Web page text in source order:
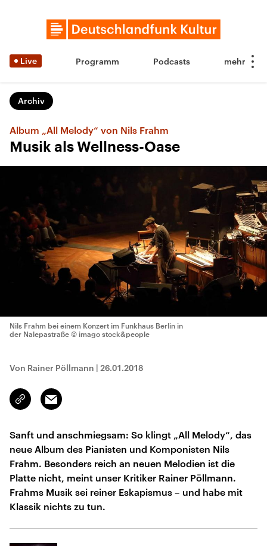
Live Programm Podcasts
Archiv
Album „All Melody“ von Nils Frahm
Musik als Wellness-Oase
Nils Frahm bei einem Konzert im Funkhaus Berlin in
der Nalepastraße © imago stock&people
Von Rainer Pöllmann | 26.01.2018
Link
kopieren/teilen
Email
Sanft und anschmiegsam: So klingt „All Melody“, das
neue Album des Pianisten und Komponisten Nils
Frahm. Besonders reich an neuen Melodien ist die
Platte nicht, meint unser Kritiker Rainer Pöllmann.
Frahms Musik sei reiner Eskapismus – und habe mit
Klassik nichts zu tun.